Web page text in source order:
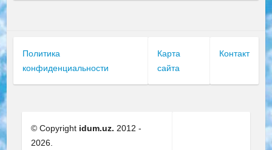
Политика
конфиденциальности
Карта
сайта
Контакт
© Copyright idum.uz. 2012 -
2026.